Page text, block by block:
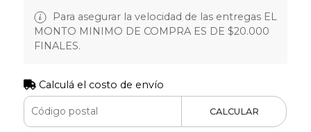
Para asegurar la velocidad de las entregas EL
MONTO MINIMO DE COMPRA ES DE $20.000
FINALES.
Calculá el costo de envío
CALCULAR